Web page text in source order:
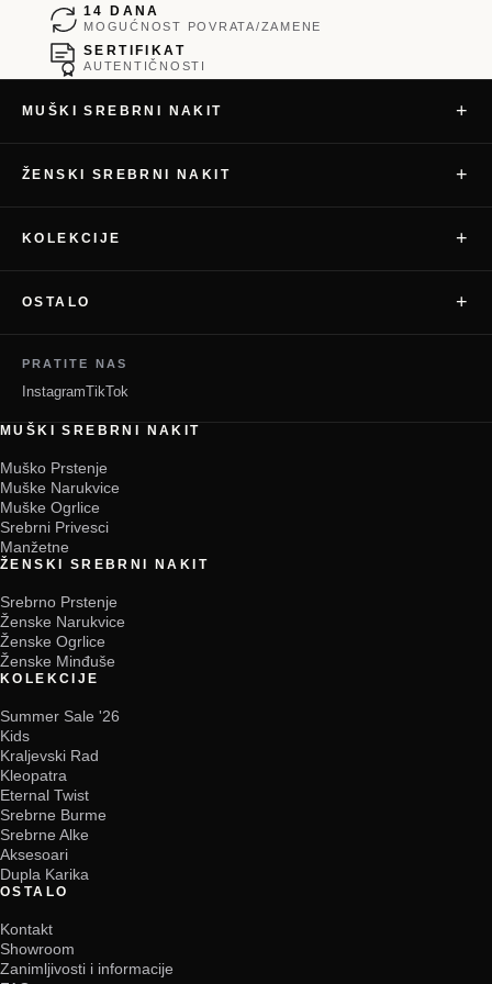
14 DANA
MOGUĆNOST POVRATA/ZAMENE
SERTIFIKAT
AUTENTIČNOSTI
MUŠKI SREBRNI NAKIT +
ŽENSKI SREBRNI NAKIT +
KOLEKCIJE +
OSTALO +
PRATITE NAS
InstagramTikTok
MUŠKI SREBRNI NAKIT
Muško Prstenje
Muške Narukvice
Muške Ogrlice
Srebrni Privesci
Manžetne
ŽENSKI SREBRNI NAKIT
Srebrno Prstenje
Ženske Narukvice
Ženske Ogrlice
Ženske Minđuše
KOLEKCIJE
Summer Sale '26
Kids
Kraljevski Rad
Kleopatra
Eternal Twist
Srebrne Burme
Srebrne Alke
Aksesoari
Dupla Karika
OSTALO
Kontakt
Showroom
Zanimljivosti i informacije